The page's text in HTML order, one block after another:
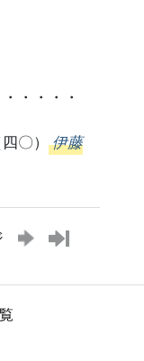
・・・・
〇） 伊藤